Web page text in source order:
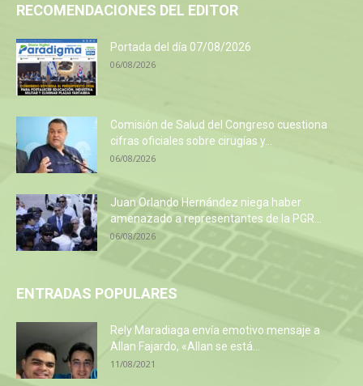
RECOMENDACIONES DEL EDITOR
Portada del día 07/08/2026
06/08/2026
Comisión de Salud del Congreso cuestiona
cifras oficiales sobre cirugías y...
06/08/2026
Juan Orlando Hernández niega haber
amenazado a representantes de la PGR...
06/08/2026
ENTRADAS POPULARES
Rely Maradiaga envía emotivo mensaje a
Allan Fajardo, «Allan se está...
11/08/2021